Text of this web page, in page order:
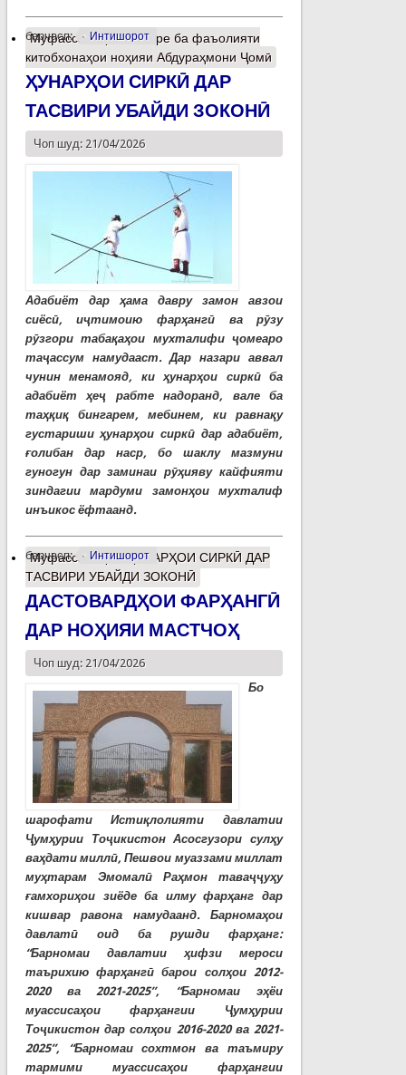
барчасп: Интишорот
Муфассалтаро Назаре ба фаъолияти
китобхонаҳои ноҳияи Абдураҳмони Ҷомӣ
ҲУНАРҲОИ СИРКӢ ДАР
ТАСВИРИ УБАЙДИ ЗОКОНӢ
Чоп шуд: 21/04/2026
Адабиёт дар ҳама давру замон авзои
сиёсӣ, иҷтимоию фарҳангӣ ва рӯзу
рӯзгори табақаҳои мухталифи ҷомеаро
таҷассум намудааст. Дар назари аввал
чунин менамояд, ки ҳунарҳои сиркӣ ба
адабиёт ҳеҷ рабте надоранд, вале ба
таҳқиқ бингарем, мебинем, ки равнақу
густариши ҳунарҳои сиркӣ дар адабиёт,
ғолибан дар наср, бо шаклу мазмуни
гуногун дар заминаи рӯҳияву кайфияти
зиндагии мардуми замонҳои мухталиф
инъикос ёфтаанд.
барчасп: Интишорот
Муфассалтаро ҲУНАРҲОИ СИРКӢ ДАР
ТАСВИРИ УБАЙДИ ЗОКОНӢ
ДАСТОВАРДҲОИ ФАРҲАНГӢ
ДАР НОҲИЯИ МАСТЧОҲ
Чоп шуд: 21/04/2026
Бо
шарофати Истиқлолияти давлатии
Ҷумҳурии Тоҷикистон Асосгузори сулҳу
ваҳдати миллӣ, Пешвои муаззами миллат
муҳтарам Эмомалӣ Раҳмон таваҷҷуҳу
ғамхориҳои зиёде ба илму фарҳанг дар
кишвар равона намудаанд. Барномаҳои
давлатӣ оид ба рушди фарҳанг:
“Барномаи давлатии ҳифзи мероси
таърихию фарҳангӣ барои солҳои 2012-
2020 ва 2021-2025”, “Барномаи эҳёи
муассисаҳои фарҳангии Ҷумҳурии
Тоҷикистон дар солҳои 2016-2020 ва 2021-
2025”, “Барномаи сохтмон ва таъмиру
тармими муассисаҳои фарҳангии